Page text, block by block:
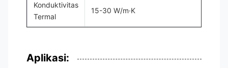
Konduktivitas
Termal
15-30 W/m·K
Aplikasi: